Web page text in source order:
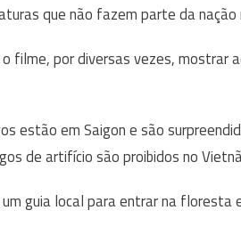
que não fazem parte da nação
filme, por diversas vezes, mostrar
estão em Saigon e são
de artifício são proibidos no
guia local para entrar na floresta